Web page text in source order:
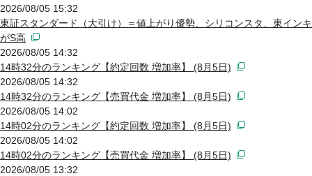
2026/08/05 15:32
東証スタンダード（大引け）＝値上がり優勢、シリコンスタ、東インキ
がS高
2026/08/05 14:32
14時32分のランキング【約定回数 増加率】 (8月5日)
2026/08/05 14:32
14時32分のランキング【売買代金 増加率】 (8月5日)
2026/08/05 14:02
14時02分のランキング【約定回数 増加率】 (8月5日)
2026/08/05 14:02
14時02分のランキング【売買代金 増加率】 (8月5日)
2026/08/05 13:32